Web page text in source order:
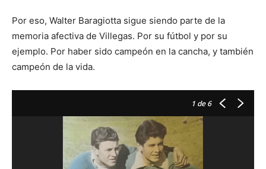
Por eso, Walter Baragiotta sigue siendo parte de la
memoria afectiva de Villegas. Por su fútbol y por su
ejemplo. Por haber sido campeón en la cancha, y también
campeón de la vida.
1 de 6